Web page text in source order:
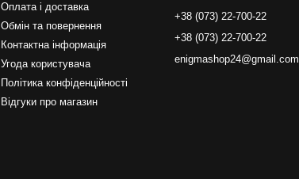
Оплата і доставка
Обмін та повернення
Контактна інформація
Угода користувача
Політика конфіденційності
Відгуки про магазин
+38 (073) 22-700-22
+38 (073) 22-700-22
enigmashop24@gmail.com